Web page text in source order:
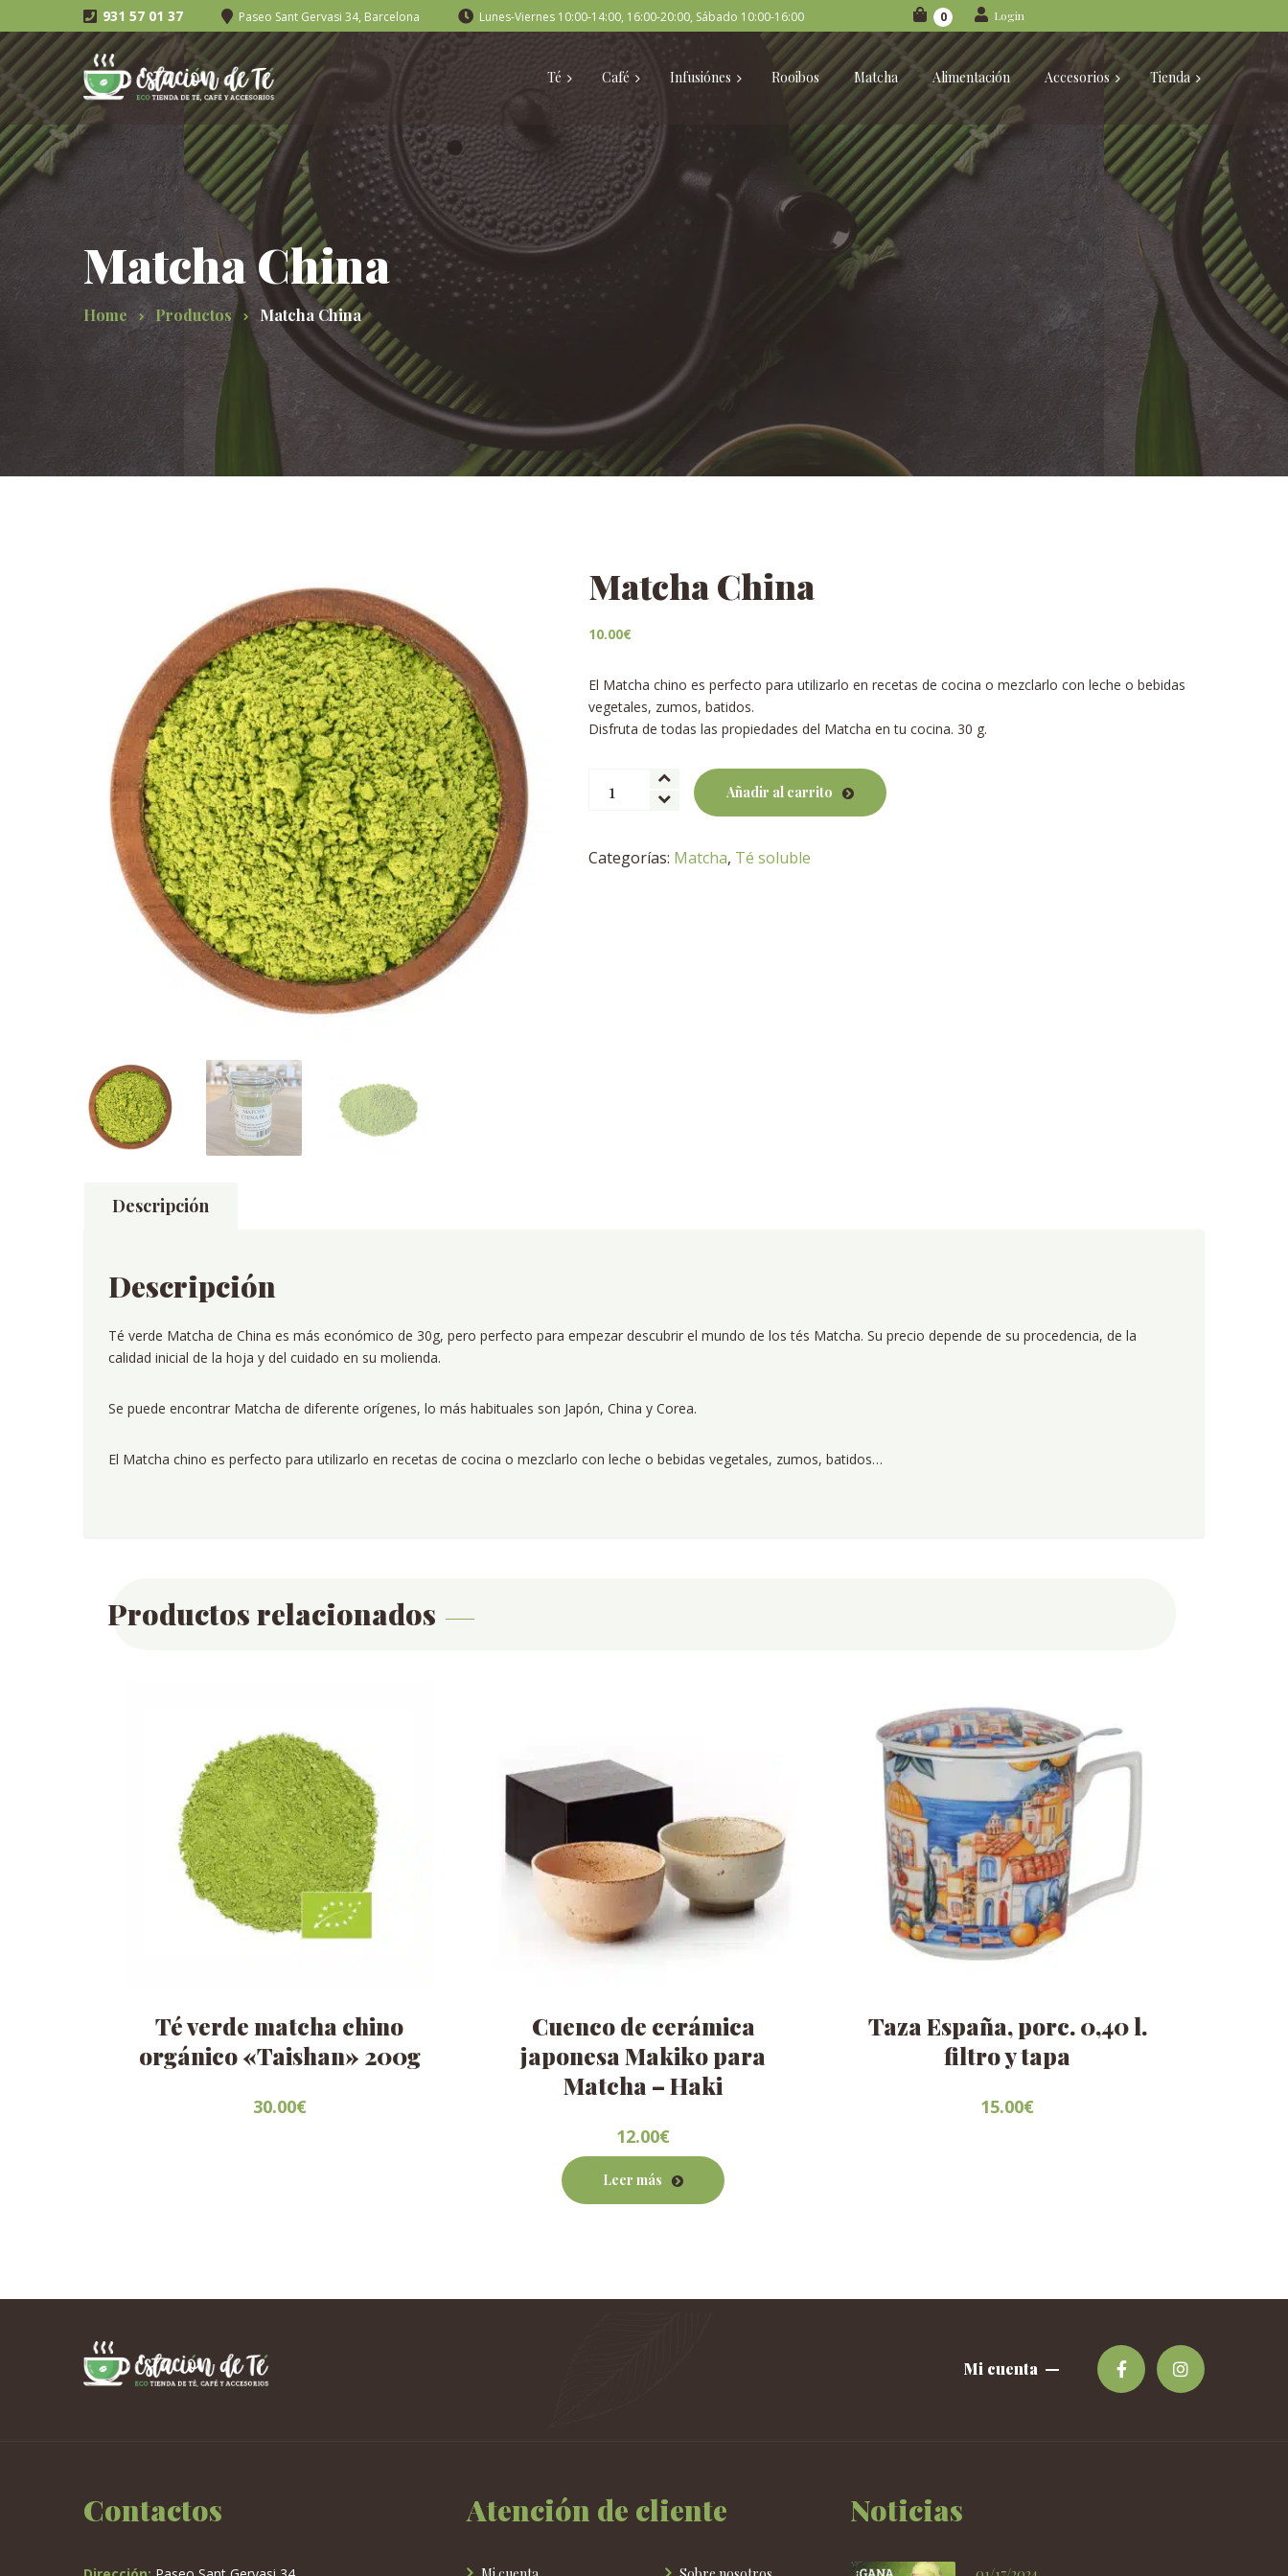
931 57 01 37 Paseo Sant Gervasi 34, Barcelona Lunes-Viernes 10:00-14:00, 16:00-20:00, Sábado 10:00-16:00 0 Login
Té Café Infusiónes Rooibos Matcha Alimentación Accesorios Tienda
Matcha China
Home Productos Matcha China
Matcha China
10.00€
El Matcha chino es perfecto para utilizarlo en recetas de cocina o mezclarlo con leche o bebidas
vegetales, zumos, batidos.
Disfruta de todas las propiedades del Matcha en tu cocina. 30 g.
China
Añadir al carrito
Categorías: Matcha, Té soluble
Descripción
Descripción
Té verde Matcha de China es más económico de 30g, pero perfecto para empezar descubrir el mundo de los tés Matcha. Su precio depende de su procedencia, de la
calidad inicial de la hoja y del cuidado en su molienda.
Se puede encontrar Matcha de diferente orígenes, lo más habituales son Japón, China y Corea.
El Matcha chino es perfecto para utilizarlo en recetas de cocina o mezclarlo con leche o bebidas vegetales, zumos, batidos…
Productos relacionados
Té verde matcha chino
orgánico «Taishan» 200g
30.00€
Cuenco de cerámica
japonesa Makiko para
Matcha – Haki
12.00€
Leer más
Taza España, porc. 0,40 l.
filtro y tapa
15.00€
Mi cuenta
Contactos Atención de cliente Noticias